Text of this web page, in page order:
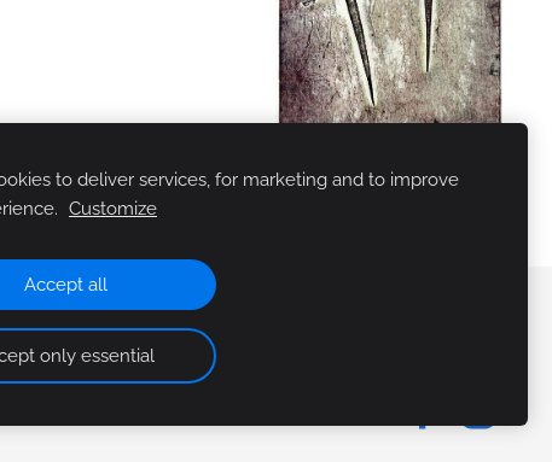
to deliver services, for marketing and to improve
Customize
Accept all
only essential